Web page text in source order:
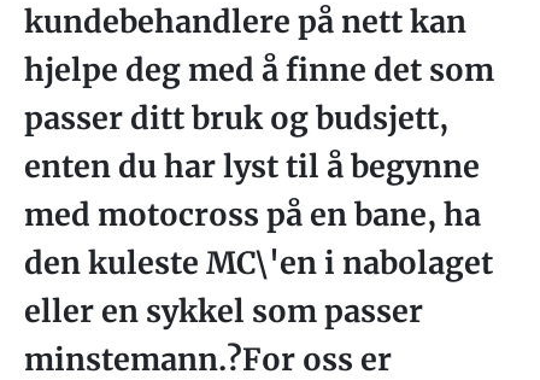
kundebehandlere på nett kan
hjelpe deg med å finne det som
passer ditt bruk og budsjett,
enten du har lyst til å begynne
med motocross på en bane, ha
den kuleste MC\'en i nabolaget
eller en sykkel som passer
minstemann.?For oss er